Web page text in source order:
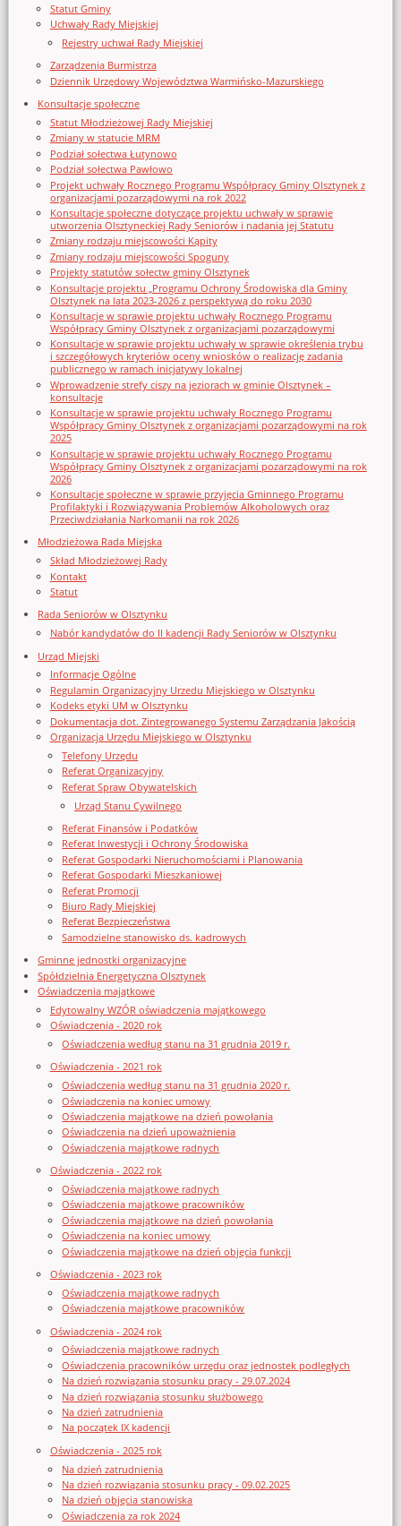
Statut Gminy
Uchwały Rady Miejskiej
Rejestry uchwał Rady Miejskiej
Zarządzenia Burmistrza
Dziennik Urzędowy Województwa Warmińsko-Mazurskiego
Konsultacje społeczne
Statut Młodzieżowej Rady Miejskiej
Zmiany w statucie MRM
Podział sołectwa Łutynowo
Podział sołectwa Pawłowo
Projekt uchwały Rocznego Programu Współpracy Gminy Olsztynek z
organizacjami pozarządowymi na rok 2022
Konsultacje społeczne dotyczące projektu uchwały w sprawie
utworzenia Olsztyneckiej Rady Seniorów i nadania jej Statutu
Zmiany rodzaju miejscowości Kąpity
Zmiany rodzaju miejscowości Spoguny
Projekty statutów sołectw gminy Olsztynek
Konsultacje projektu „Programu Ochrony Środowiska dla Gminy
Olsztynek na lata 2023-2026 z perspektywą do roku 2030
Konsultacje w sprawie projektu uchwały Rocznego Programu
Współpracy Gminy Olsztynek z organizacjami pozarządowymi
Konsultacje w sprawie projektu uchwały w sprawie określenia trybu
i szczegółowych kryteriów oceny wniosków o realizację zadania
publicznego w ramach inicjatywy lokalnej
Wprowadzenie strefy ciszy na jeziorach w gminie Olsztynek –
konsultacje
Konsultacje w sprawie projektu uchwały Rocznego Programu
Współpracy Gminy Olsztynek z organizacjami pozarządowymi na rok
2025
Konsultacje w sprawie projektu uchwały Rocznego Programu
Współpracy Gminy Olsztynek z organizacjami pozarządowymi na rok
2026
Konsultacje społeczne w sprawie przyjęcia Gminnego Programu
Profilaktyki i Rozwiązywania Problemów Alkoholowych oraz
Przeciwdziałania Narkomanii na rok 2026
Młodzieżowa Rada Miejska
Skład Młodzieżowej Rady
Kontakt
Statut
Rada Seniorów w Olsztynku
Nabór kandydatów do II kadencji Rady Seniorów w Olsztynku
Urząd Miejski
Informacje Ogólne
Regulamin Organizacyjny Urzedu Miejskiego w Olsztynku
Kodeks etyki UM w Olsztynku
Dokumentacja dot. Zintegrowanego Systemu Zarządzania Jakością
Organizacja Urzędu Miejskiego w Olsztynku
Telefony Urzędu
Referat Organizacyjny
Referat Spraw Obywatelskich
Urząd Stanu Cywilnego
Referat Finansów i Podatków
Referat Inwestycji i Ochrony Środowiska
Referat Gospodarki Nieruchomościami i Planowania
Referat Gospodarki Mieszkaniowej
Referat Promocji
Biuro Rady Miejskiej
Referat Bezpieczeństwa
Samodzielne stanowisko ds. kadrowych
Gminne jednostki organizacyjne
Spółdzielnia Energetyczna Olsztynek
Oświadczenia majątkowe
Edytowalny WZÓR oświadczenia majątkowego
Oświadczenia - 2020 rok
Oświadczenia według stanu na 31 grudnia 2019 r.
Oświadczenia - 2021 rok
Oświadczenia według stanu na 31 grudnia 2020 r.
Oświadczenia na koniec umowy
Oświadczenia majątkowe na dzień powołania
Oświadczenia na dzień upoważnienia
Oświadczenia majątkowe radnych
Oświadczenia - 2022 rok
Oświadczenia majątkowe radnych
Oświadczenia majątkowe pracowników
Oświadczenia majątkowe na dzień powołania
Oświadczenia na koniec umowy
Oświadczenia majątkowe na dzień objęcia funkcji
Oświadczenia - 2023 rok
Oświadczenia majątkowe radnych
Oświadczenia majątkowe pracowników
Oświadczenia - 2024 rok
Oświadczenia majątkowe radnych
Oświadczenia pracowników urzędu oraz jednostek podległych
Na dzień rozwiązania stosunku pracy - 29.07.2024
Na dzień rozwiązania stosunku służbowego
Na dzień zatrudnienia
Na początek IX kadencji
Oświadczenia - 2025 rok
Na dzień zatrudnienia
Na dzień rozwiązania stosunku pracy - 09.02.2025
Na dzień objęcia stanowiska
Oświadczenia za rok 2024